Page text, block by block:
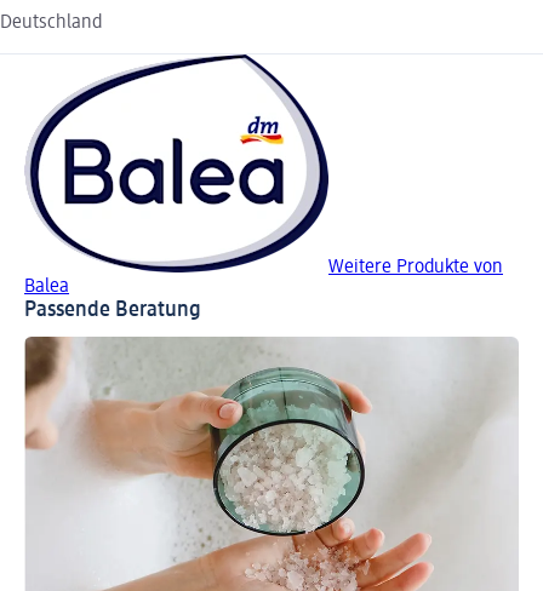
Deutschland
Weitere Produkte von
Balea
Passende Beratung